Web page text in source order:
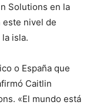
Solutions en la
nivel de
isla.
o España que
Caitlin
«El mundo está